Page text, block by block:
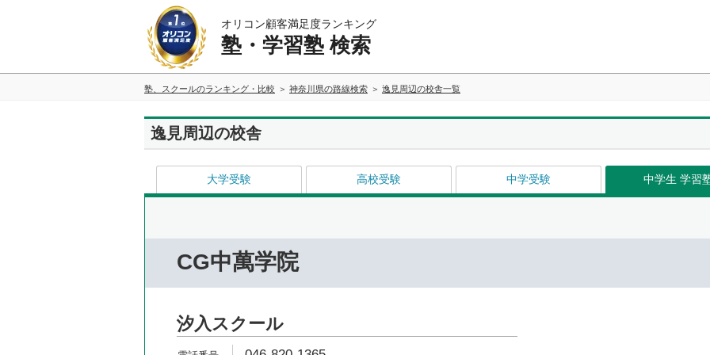
オリコン顧客満足度ランキング
塾・学習塾 検索
塾、スクールのランキング・比較 神奈川県の路線検索 逸見周辺の校舎一覧
逸見周辺の校舎
大学受験 高校受験 中学受験 中学生 学習
CG中萬学院
汐入スクール